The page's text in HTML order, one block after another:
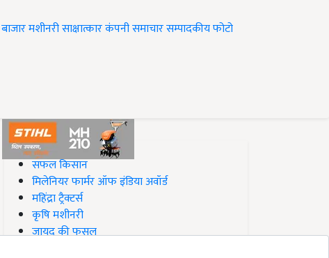
बाजारमशीनरीसाक्षात्कारकंपनी समाचारसम्पादकीयफोटो
#Top on Krishi Jagran
सफल किसान
मिलेनियर फार्मर ऑफ इंडिया अवॉर्ड
महिंद्रा ट्रैक्टर्स
कृषि मशीनरी
जायद की फसल